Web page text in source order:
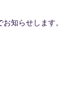
知らせします。